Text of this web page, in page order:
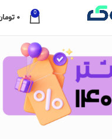
0 ۰